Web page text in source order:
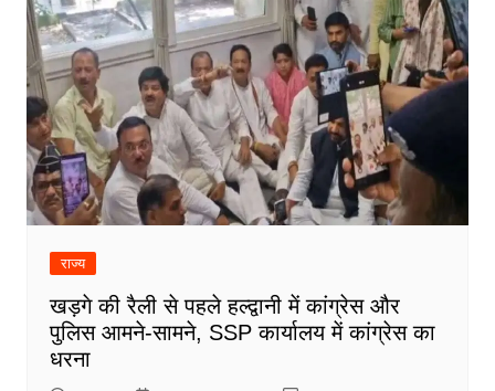
राज्य
खड़गे की रैली से पहले हल्द्वानी में कांग्रेस और
पुलिस आमने-सामने, SSP कार्यालय में कांग्रेस का
धरना